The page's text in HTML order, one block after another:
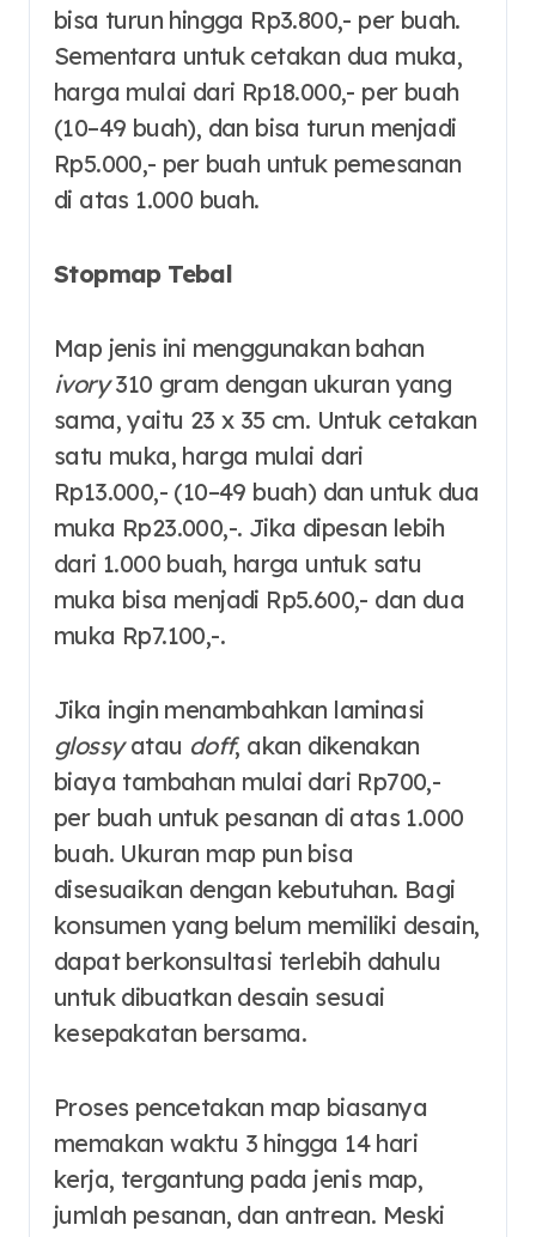
bisa turun hingga Rp3.800,- per buah.
Sementara untuk cetakan dua muka,
harga mulai dari Rp18.000,- per buah
(10–49 buah), dan bisa turun menjadi
Rp5.000,- per buah untuk pemesanan
di atas 1.000 buah.
Stopmap Tebal
Map jenis ini menggunakan bahan
ivory310 gram dengan ukuran yang
sama, yaitu 23 x 35 cm. Untuk cetakan
satu muka, harga mulai dari
Rp13.000,- (10–49 buah) dan untuk dua
muka Rp23.000,-. Jika dipesan lebih
dari 1.000 buah, harga untuk satu
muka bisa menjadi Rp5.600,- dan dua
muka Rp7.100,-.
Jika ingin menambahkan laminasi
glossyatau doff, akan dikenakan
biaya tambahan mulai dari Rp700,-
per buah untuk pesanan di atas 1.000
buah. Ukuran map pun bisa
disesuaikan dengan kebutuhan. Bagi
konsumen yang belum memiliki desain,
dapat berkonsultasi terlebih dahulu
untuk dibuatkan desain sesuai
kesepakatan bersama.
Proses pencetakan map biasanya
memakan waktu 3 hingga 14 hari
kerja, tergantung pada jenis map,
jumlah pesanan, dan antrean. Meski